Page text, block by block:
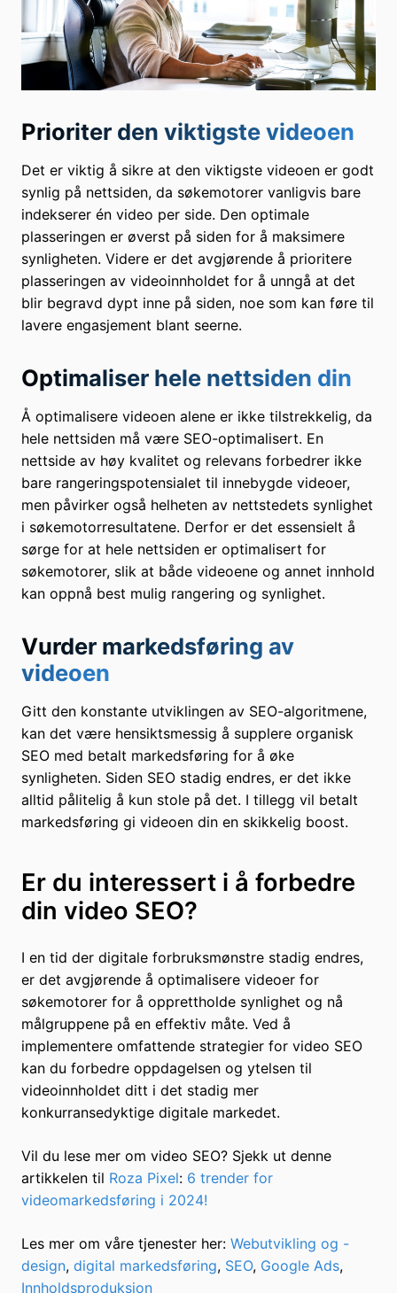
Prioriter den viktigste videoen
Det er viktig å sikre at den viktigste videoen er godt
synlig på nettsiden, da søkemotorer vanligvis bare
indekserer én video per side. Den optimale
plasseringen er øverst på siden for å maksimere
synligheten. Videre er det avgjørende å prioritere
plasseringen av videoinnholdet for å unngå at det
blir begravd dypt inne på siden, noe som kan føre til
lavere engasjement blant seerne.
Optimaliser hele nettsiden din
Å optimalisere videoen alene er ikke tilstrekkelig, da
hele nettsiden må være SEO-optimalisert. En
nettside av høy kvalitet og relevans forbedrer ikke
bare rangeringspotensialet til innebygde videoer,
men påvirker også helheten av nettstedets synlighet
i søkemotorresultatene. Derfor er det essensielt å
sørge for at hele nettsiden er optimalisert for
søkemotorer, slik at både videoene og annet innhold
kan oppnå best mulig rangering og synlighet.
Vurder markedsføring av
videoen
Gitt den konstante utviklingen av SEO-algoritmene,
kan det være hensiktsmessig å supplere organisk
SEO med betalt markedsføring for å øke
synligheten. Siden SEO stadig endres, er det ikke
alltid pålitelig å kun stole på det. I tillegg vil betalt
markedsføring gi videoen din en skikkelig boost.
Er du interessert i å forbedre
din video SEO?
I en tid der digitale forbruksmønstre stadig endres,
er det avgjørende å optimalisere videoer for
søkemotorer for å opprettholde synlighet og nå
målgruppene på en effektiv måte. Ved å
implementere omfattende strategier for video SEO
kan du forbedre oppdagelsen og ytelsen til
videoinnholdet ditt i det stadig mer
konkurransedyktige digitale markedet.
Vil du lese mer om video SEO? Sjekk ut denne
artikkelen til Roza Pixel: 6 trender for
videomarkedsføring i 2024!
Les mer om våre tjenester her: Webutvikling og -
design, digital markedsføring, SEO, Google Ads,
Innholdsproduksjon